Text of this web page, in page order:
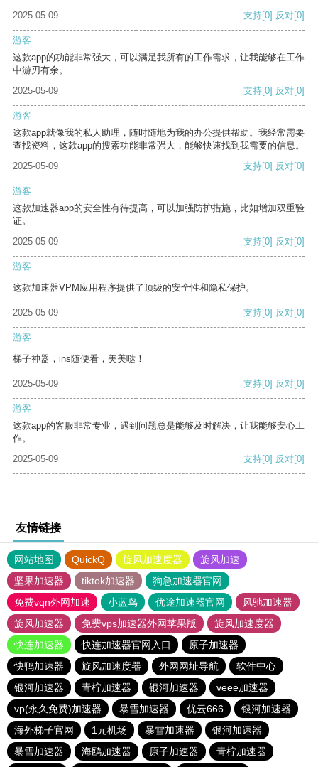
2025-05-09 支持[0] 反对[0]
游客
这款app的功能非常强大，可以满足我所有的工作需求，让我能够在工作
中游刃有余。
2025-05-09
支持[0] 反对[0]
游客
这款app就像我的私人助理，随时随地为我的办公提供帮助。我经常需要
查找资料，这款app的搜索功能非常强大，能够快速找到我需要的信息。
2025-05-09
支持[0] 反对[0]
游客
这款加速器app的安全性有待提高，可以加强防护措施，比如增加双重验
证。
2025-05-09
支持[0] 反对[0]
游客
这款加速器VPM应用程序提供了顶级的安全性和隐私保护。
2025-05-09 支持[0] 反对[0]
游客
梯子神器，ins随便看，美美哒！
2025-05-09 支持[0] 反对[0]
游客
这款app的客服非常专业，遇到问题总是能够及时解决，让我能够安心工
作。
2025-05-09
支持[0] 反对[0]
友情链接
网站地图 QuickQ 旋风加速度器
旋风加速
坚果加速器
tiktok加速器
狗急加速器官网
免费vqn外网加速
小蓝鸟 优途加速器官网
风驰加速器
旋风加速器
免费vps加速器外网苹果版
旋风加速度器
快连加速器
快连加速器官网入口
原子加速器
快鸭加速器
旋风加速度器 外网网址导航
软件中心
银河加速器
青柠加速器 银河加速器
veee加速器
vp(永久免费)加速器
暴雪加速器 优云666
银河加速器
海外梯子官网
1元机场 暴雪加速器
银河加速器
暴雪加速器
海鸥加速器 原子加速器 青柠加速器